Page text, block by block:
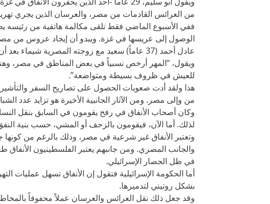
من العرائس القادمات من مصر، والعرسان الذين يجري
ففي الأسبوع الماضي فقط تلقى مكالمة هاتفية من
الوصول إلى عريسها في غزة. ويبدو أن إيجاد عروس من
عادل أحمد (37 عاماً) سعيد مع زوجته المصرية
ويقول، “المهر أرخص نسبياً في بعض المناطق في مصر،
للعيش في ظروف بسيطة ومتواضعة”.
هذا ولقد أدت صعوبات الحصول على تصاريح السفر
من وإلى مصر. ومن الآثار الجانبية الأخيرة هو تزايد عدد
وكان أصحاب الأنفاق في رفح يقومون في السابق بنقل
لذلك. أما الآن، فيقومون بالزحف أو المشي، حسب بنية
وتعتبر الأنفاق غير شرعية في مصر، وذلك بالرغم من
والجانب المصري. ومن جانبهم يعتبر الفلسطينيون
في ظل الحصار الإسرائيلي.
بشكل روتيني لتدميرها.
وقد جعل ذلك نقل العرائس والعرسان عملاً محفوفاً